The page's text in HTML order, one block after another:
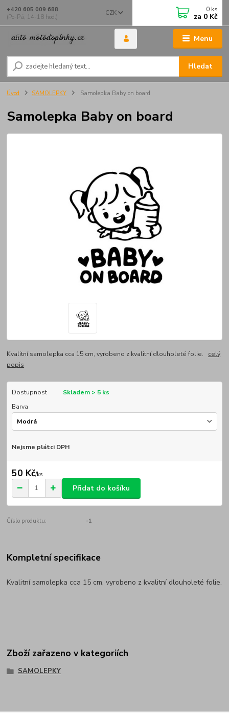
Menu
CZK
Hledat
+420 605 009 688
(Po-Pá, 14-18 hod.)
0 ks
za 0 Kč
Úvod SAMOLEPKY Samolepka Baby on board
Samolepka Baby on board
Kvalitní samolepka cca 15 cm, vyrobeno z kvalitní dlouholeté folie. celý
popis
Dostupnost
Skladem > 5 ks
Barva
Nejsme plátci DPH
50 Kč/ks
Přidat do košíku
Číslo produktu: -1
Kompletní specifikace
Kvalitní samolepka cca 15 cm, vyrobeno z kvalitní dlouholeté folie.
Zboží zařazeno v kategoriích
SAMOLEPKY